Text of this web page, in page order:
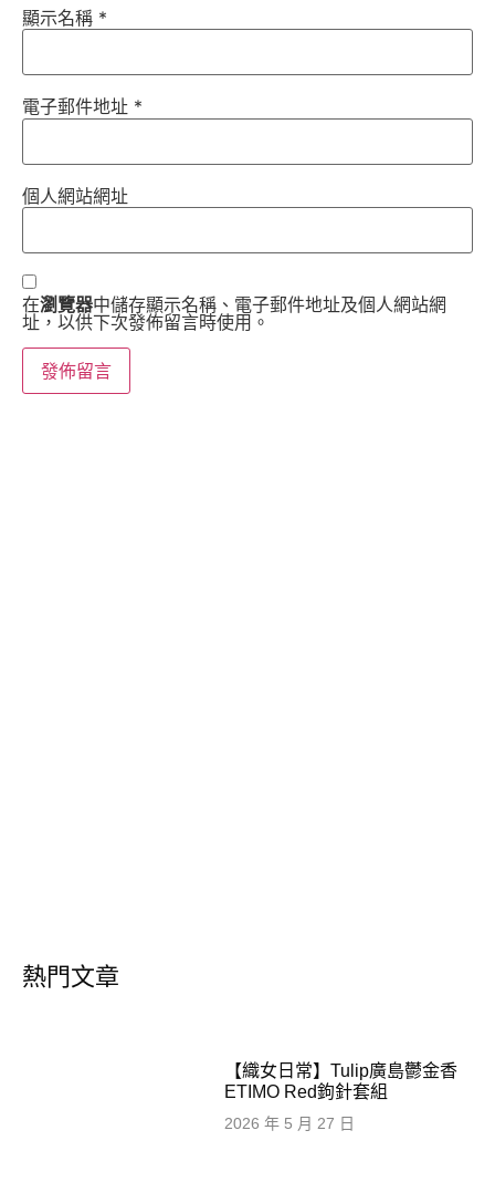
顯示名稱 *
電子郵件地址 *
個人網站網址
在瀏覽器中儲存顯示名稱、電子郵件地址及個人網站網
址，以供下次發佈留言時使用。
熱門文章
【織女日常】Tulip廣島鬱金香
ETIMO Red鉤針套組
2026 年 5 月 27 日